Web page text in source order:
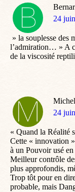
dit
24
» la souplesse des
l’admiration… » A
de la viscosité
dit
24
« Quand la Réalité
Cette « innovation
à un Pouvoir usé en
Meilleur contrôle
plus approfondis,
Trop tôt pour en
probable, mais